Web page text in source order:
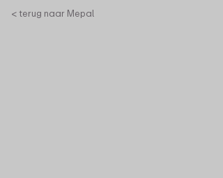
< terug naar Mepal